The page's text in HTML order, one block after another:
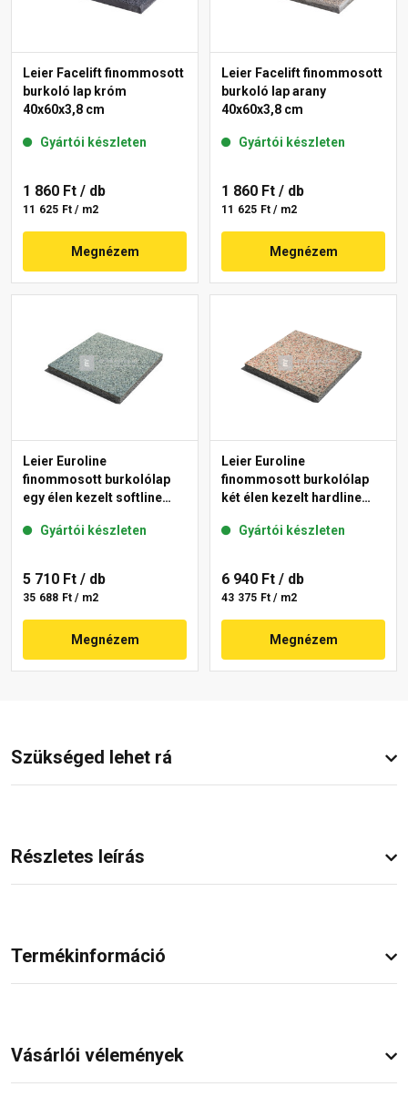
Leier Facelift finommosott
burkoló lap króm
40x60x3,8 cm
Gyártói készleten
1 860 Ft / db
11 625 Ft / m2
Megnézem
Leier Facelift finommosott
burkoló lap arany
40x60x3,8 cm
Gyártói készleten
1 860 Ft / db
11 625 Ft / m2
Megnézem
Leier Euroline
finommosott burkolólap
egy élen kezelt softline
Gyártói készleten
5 710 Ft / db
35 688 Ft / m2
Megnézem
Leier Euroline
finommosott burkolólap
két élen kezelt hardline
Gyártói készleten
6 940 Ft / db
43 375 Ft / m2
Megnézem
Szükséged lehet rá
Részletes leírás
Termékinformáció
Vásárlói vélemények